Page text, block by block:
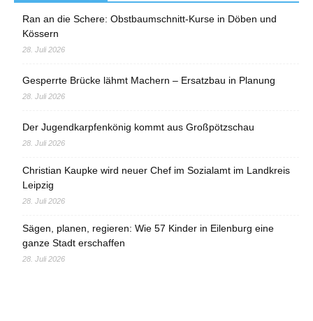
Ran an die Schere: Obstbaumschnitt-Kurse in Döben und
Kössern
28. Juli 2026
Gesperrte Brücke lähmt Machern – Ersatzbau in Planung
28. Juli 2026
Der Jugendkarpfenkönig kommt aus Großpötzschau
28. Juli 2026
Christian Kaupke wird neuer Chef im Sozialamt im Landkreis
Leipzig
28. Juli 2026
Sägen, planen, regieren: Wie 57 Kinder in Eilenburg eine
ganze Stadt erschaffen
28. Juli 2026